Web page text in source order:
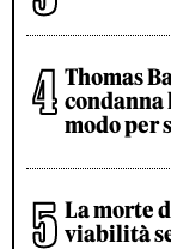
Thomas
condanna
modo per
La morte
viabilità